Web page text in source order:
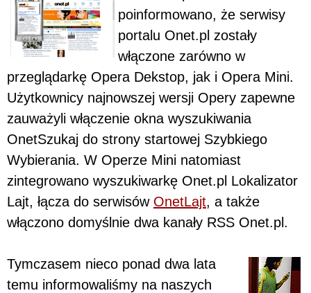
poinformowano, że serwisy
portalu Onet.pl zostały
włączone zarówno w
przeglądarkę Opera Dekstop, jak i Opera Mini.
Użytkownicy najnowszej wersji Opery zapewne
zauważyli włączenie okna wyszukiwania
OnetSzukaj do strony startowej Szybkiego
Wybierania. W Operze Mini natomiast
zintegrowano wyszukiwarkę Onet.pl Lokalizator
Lajt, łącza do serwisów OnetLajt, a także
włączono domyślnie dwa kanały RSS Onet.pl.
Tymczasem nieco ponad dwa lata
temu informowaliśmy na naszych